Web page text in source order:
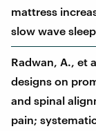
mattress
slow wave
Radwan, A., et
designs on
and spinal
pain;